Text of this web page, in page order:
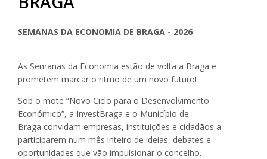
SEMANAS DA ECONOMIA DE BRAGA - 2026
As Semanas da Economia estão de volta a Braga e
prometem marcar o ritmo de um novo futuro!
Sob o mote “Novo Ciclo para o Desenvolvimento
Económico”, a InvestBraga e o Município de
Braga convidam empresas, instituições e cidadãos a
participarem num mês inteiro de ideias, debates e
oportunidades que vão impulsionar o concelho.